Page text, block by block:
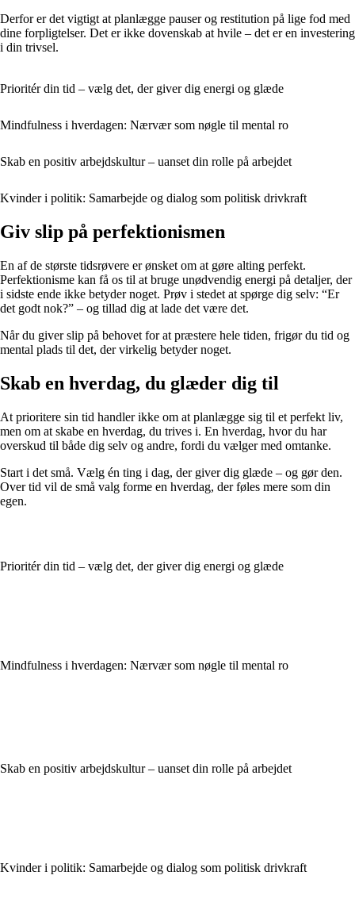
Derfor er det vigtigt at planlægge pauser og restitution på lige fod med
dine forpligtelser. Det er ikke dovenskab at hvile – det er en investering
i din trivsel.
Prioritér din tid – vælg det, der giver dig energi og glæde
Mindfulness i hverdagen: Nærvær som nøgle til mental ro
Skab en positiv arbejdskultur – uanset din rolle på arbejdet
Kvinder i politik: Samarbejde og dialog som politisk drivkraft
Giv slip på perfektionismen
En af de største tidsrøvere er ønsket om at gøre alting perfekt.
Perfektionisme kan få os til at bruge unødvendig energi på detaljer, der
i sidste ende ikke betyder noget. Prøv i stedet at spørge dig selv: “Er
det godt nok?” – og tillad dig at lade det være det.
Når du giver slip på behovet for at præstere hele tiden, frigør du tid og
mental plads til det, der virkelig betyder noget.
Skab en hverdag, du glæder dig til
At prioritere sin tid handler ikke om at planlægge sig til et perfekt liv,
men om at skabe en hverdag, du trives i. En hverdag, hvor du har
overskud til både dig selv og andre, fordi du vælger med omtanke.
Start i det små. Vælg én ting i dag, der giver dig glæde – og gør den.
Over tid vil de små valg forme en hverdag, der føles mere som din
egen.
Prioritér din tid – vælg det, der giver dig energi og glæde
Mindfulness i hverdagen: Nærvær som nøgle til mental ro
Skab en positiv arbejdskultur – uanset din rolle på arbejdet
Kvinder i politik: Samarbejde og dialog som politisk drivkraft